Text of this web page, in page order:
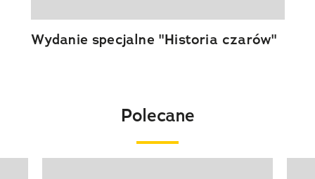
Wydanie specjalne "Historia czarów"
Polecane